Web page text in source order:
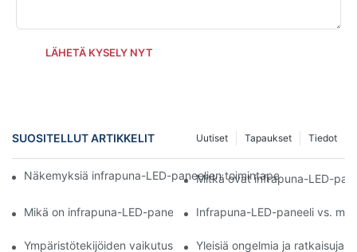
LÄHETÄ KYSELY NYT
SUOSITELLUT ARTIKKELIT Tiedot
Tapaukset
Uutiset
Näkemyksiä infrapuna-LED-paneelien toimintaperiaatteesta
Mitkä ovat infrapuna-LED-
Mikä on infrapuna-LED-paneelien toiminta-alue?
Infrapuna-LED-paneeli vs.
Ympäristötekijöiden vaikutus infrapuna-LED-paneeleiden
Yleisiä ongelmia ja ratkaisuja